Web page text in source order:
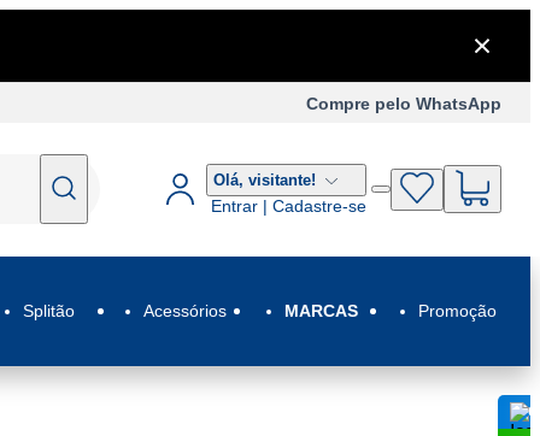
Compre pelo WhatsApp
Olá, visitante!
Entrar | Cadastre-se
Splitão Acessórios MARCAS Promoção